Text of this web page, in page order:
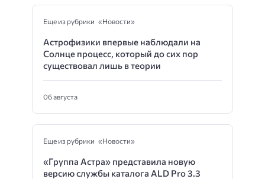
Еще из рубрики «Новости»
Астрофизики впервые наблюдали на
Солнце процесс, который до сих пор
существовал лишь в теории
06 августа
Еще из рубрики «Новости»
«Группа Астра» представила новую
версию службы каталога ALD Pro 3.3